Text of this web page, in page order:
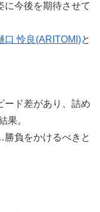
に今後を期待させて
口 怜良(ARITOMI)と
ド差があり、詰め
果。
負をかけるべきと